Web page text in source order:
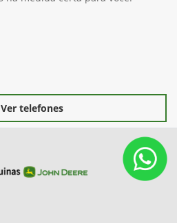
Ver telefones